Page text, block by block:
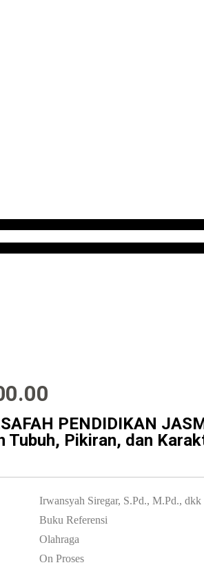
PENDIDIKAN
Tubuh, Pikiran, dan
Irwansyah Siregar, S.Pd., M.Pd., dkk
Buku Referensi
Olahraga
On Proses